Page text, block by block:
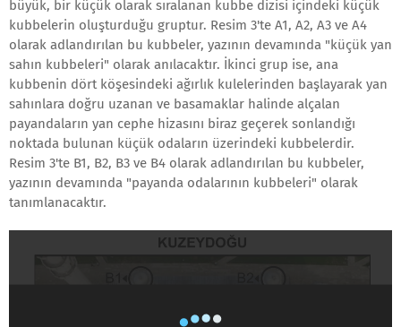
büyük, bir küçük olarak sıralanan kubbe dizisi içindeki küçük
kubbelerin oluşturduğu gruptur. Resim 3'te A1, A2, A3 ve A4
olarak adlandırılan bu kubbeler, yazının devamında "küçük yan
sahın kubbeleri" olarak anılacaktır. İkinci grup ise, ana
kubbenin dört köşesindeki ağırlık kulelerinden başlayarak yan
sahınlara doğru uzanan ve basamaklar halinde alçalan
payandaların yan cephe hizasını biraz geçerek sonlandığı
noktada bulunan küçük odaların üzerindeki kubbelerdir.
Resim 3'te B1, B2, B3 ve B4 olarak adlandırılan bu kubbeler,
yazının devamında "payanda odalarının kubbeleri" olarak
tanımlanacaktır.